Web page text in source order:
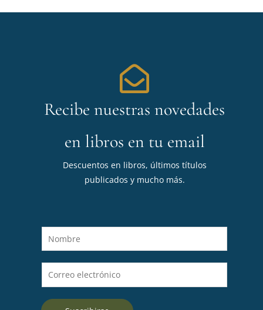
Recibe nuestras novedades
en libros en tu email
Descuentos en libros, últimos títulos
publicados y mucho más.
o
m
e
o